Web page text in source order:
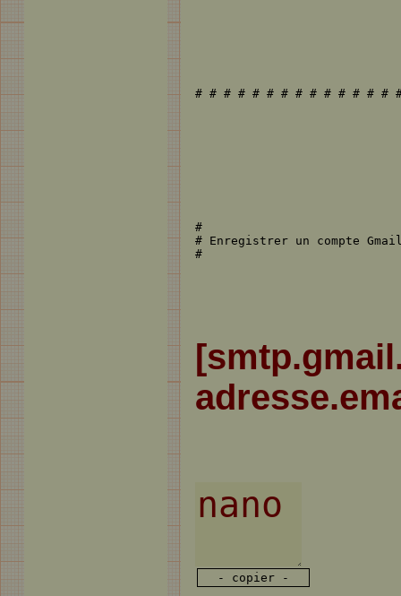
# # # # # # # # # # # # # #
#
# Enregistrer un compte
#
- copier -